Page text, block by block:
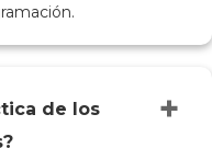
de los
+